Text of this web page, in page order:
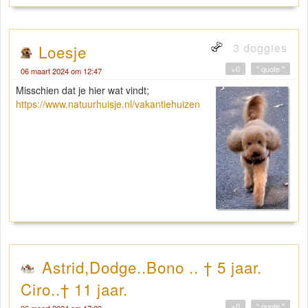
Loesje 3 doggies
06 maart 2024 om 12:47 " quote "
+0
Misschien dat je hier wat vindt;
https://www.natuurhuisje.nl/vakantiehuizen
Astrid,Dodge..Bono .. † 5 jaar.
Ciro..† 11 jaar.